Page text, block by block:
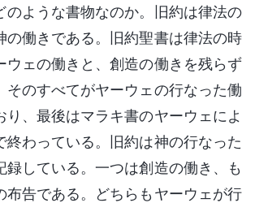
のような書物なのか。旧約は律法の
の働きである。旧約聖書は律法の時
ウェの働きと、創造の働きを残らず
そのすべてがヤーウェの行なった働
り、最後はマラキ書のヤーウェによ
終わっている。旧約は神の行なった
録している。一つは創造の働き、も
布告である。どちらもヤーウェが行